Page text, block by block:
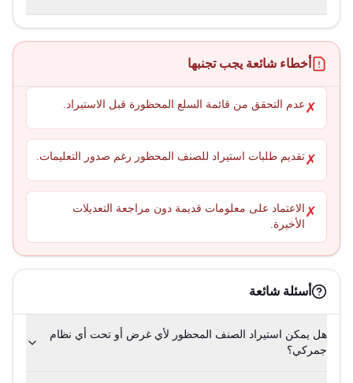
أخطاء شائعة يجب تجنبها
✗ عدم التحقق من قائمة السلع المحظورة قبل الاستيراد.
✗تقديم طلبات استيراد للصنف المحظور رغم صدور التعليمات.
✗ الاعتماد على معلومات قديمة دون مراجعة التعديلات
الأخيرة.
أسئلة شائعة
هل يمكن استيراد الصنف المحظور لأي غرض أو تحت أي نظام
جمركي؟